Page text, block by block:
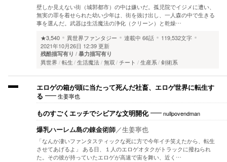
壁しか見えない街（城郭都市）の中は嫌いだ。孤児院でイジメに遭い、
無実の罪を着せられた幼い少年は、街を抜け出し、一人森の中で生きる
事を選んだ。武器は生活魔法の浄化（クリーン）と乾燥…
★3,540
異世界ファンタジー 連載中 66話
119,532文字
2021年10月26日 12:39 更新
残酷描写有り 暴力描写有り
異世界 転生 生活魔法 無双 チート 生産系 剣術系
エロゲの箱が頭に当たって死んだ社畜、エロゲ世界に転生す
る
生姜寧也
ものすごくエッチでシビアな文明開化 nullpovendman
爆乳ハーレム島の錬金術師／生姜寧也
「なんか凄いファンタスティックな死に方で今年イチ笑えたから、転生
させてあげるよ」 ある日、１人のエロゲオタクがトラックに撥ねられ
た。その彼が持っていたエロゲが高速で宙を舞い、近く…